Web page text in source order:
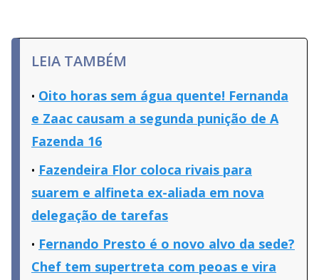
LEIA TAMBÉM
Oito horas sem água quente! Fernanda
e Zaac causam a segunda punição de A
Fazenda 16
Fazendeira Flor coloca rivais para
suarem e alfineta ex-aliada em nova
delegação de tarefas
Fernando Presto é o novo alvo da sede?
Chef tem supertreta com peoas e vira